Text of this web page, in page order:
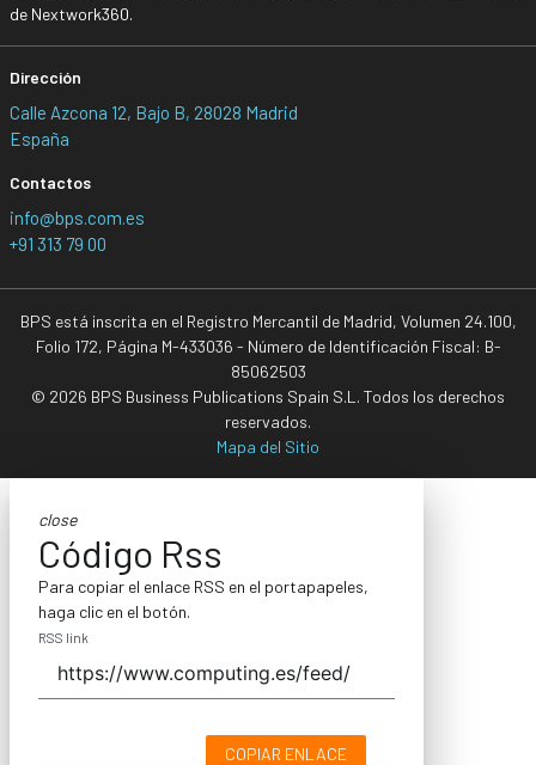
de Nextwork360.
Dirección
Calle Azcona 12, Bajo B, 28028 Madrid
España
Contactos
info@bps.com.es
+91 313 79 00
BPS está inscrita en el Registro Mercantil de Madrid, Volumen 24.100,
Folio 172, Página M-433036 - Número de Identificación Fiscal: B-
85062503
© 2026 BPS Business Publications Spain S.L. Todos los derechos
reservados.
Mapa del Sitio
close
Código Rss
Para copiar el enlace RSS en el portapapeles,
haga clic en el botón.
RSS link
COPIAR ENLACE